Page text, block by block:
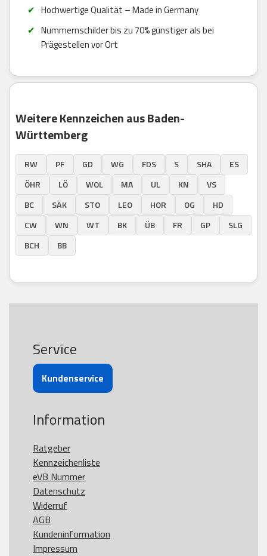
Hochwertige Qualität – Made in Germany
Nummernschilder bis zu 70% günstiger als bei
Prägestellen vor Ort
Weitere Kennzeichen aus Baden-
Württemberg
RW PF GD WG FDS S SHA
ES
ÖHR
LÖ WOL MA UL KN
VS
BC
SÄK STO LEO HOR OG
HD
CW
WN WT BK ÜB FR GP
SLG
BCH
BB
Service
Kundenservice
Information
Ratgeber
Kennzeichenliste
eVB Nummer
Datenschutz
Widerruf
AGB
Kundeninformation
Impressum